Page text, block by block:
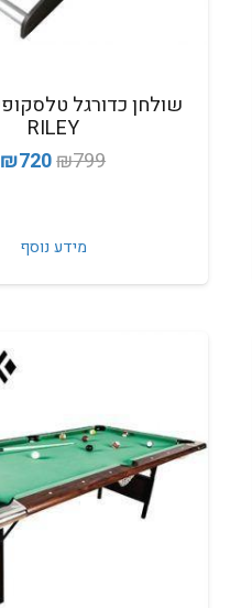
שולחן כדורגל
RILEY
₪799
המחיר
₪799.
₪720
מידע נוסף